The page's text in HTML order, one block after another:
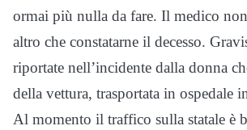
ormai più nulla da fare. Il medico
altro che constatarne il decesso.
riportate nell’incidente dalla donna
della vettura, trasportata in ospedale
Al momento il traffico sulla statale è